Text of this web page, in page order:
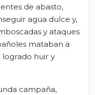
de abasto,
agua dulce y,
y ataques
mataban a
huir y
campaña,